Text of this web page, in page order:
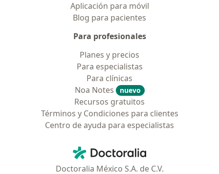
Aplicación para móvil
Blog para pacientes
Para profesionales
Planes y precios
Para especialistas
Para clínicas
Noa Notes
nuevo
Recursos gratuitos
Términos y Condiciones para clientes
Centro de ayuda para especialistas
Doctoralia - Página de inicio
Doctoralia México S.A. de C.V.